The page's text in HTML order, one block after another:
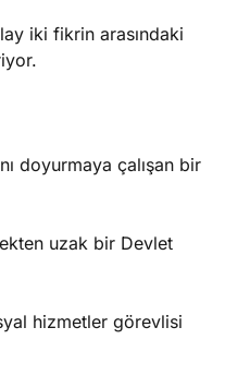
iki fikrin arasındaki
doyurmaya çalışan bir
uzak bir Devlet
hizmetler görevlisi